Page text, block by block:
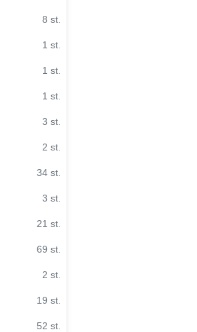
8 st.
1 st.
1 st.
1 st.
3 st.
2 st.
34 st.
3 st.
21 st.
69 st.
2 st.
19 st.
52 st.